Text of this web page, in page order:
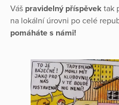
Váš pravidelný příspěvek tak
na lokální úrovni po celé
pomáháte s námi!